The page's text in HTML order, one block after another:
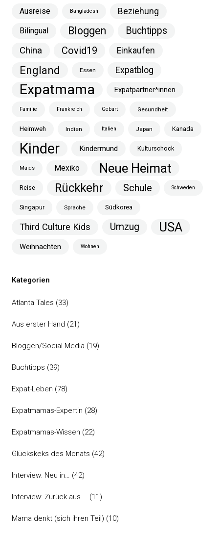
Ausreise Bangladesh Beziehung
Bilingual Bloggen
Buchtipps
China
Covid19 Einkaufen
England Essen Expatblog
Expatmama Expatpartner*innen
Familie Frankreich Geburt Gesundheit
Heimweh Indien Italien Japan Kanada
Kinder Kindermund Kulturschock
Maids Mexiko Neue Heimat
Reise Rückkehr Schule Schweden
Singapur Sprache Südkorea
Third Culture Kids Umzug USA
Weihnachten Wohnen
Kategorien
Atlanta Tales (33)
Aus erster Hand (21)
Bloggen/Social Media (19)
Buchtipps (39)
Expat-Leben (78)
Expatmamas-Expertin (28)
Expatmamas-Wissen (22)
Glückskeks des Monats (42)
Interview: Neu in… (42)
Interview: Zurück aus … (11)
Mama denkt (sich ihren Teil) (10)